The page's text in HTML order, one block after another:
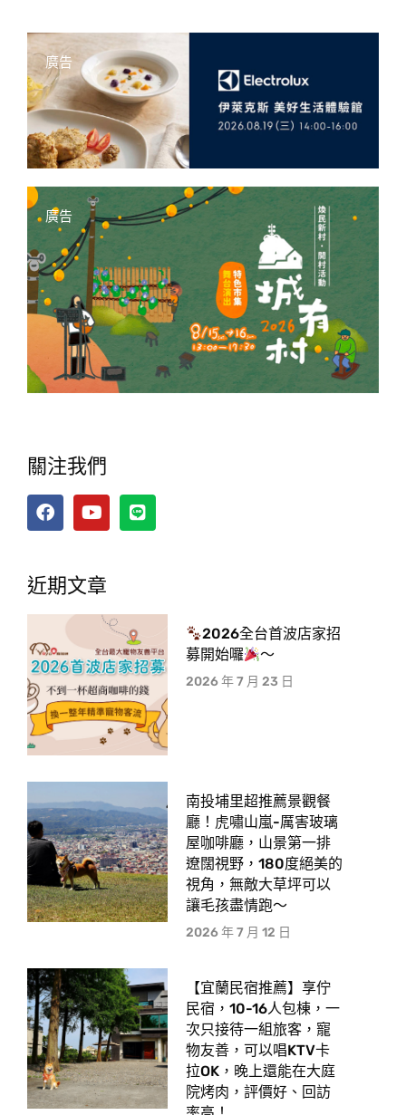
廣告
廣告
關注我們
近期文章
2026全台首波店家招
募開始囉
～
2026 年 7 月 23 日
南投埔里超推薦景觀餐
廳！虎嘯山嵐-厲害玻璃
屋咖啡廳，山景第一排
遼闊視野，180度絕美的
視角，無敵大草坪可以
讓毛孩盡情跑〜
2026 年 7 月 12 日
【宜蘭民宿推薦】享佇
民宿，10-16人包棟，一
次只接待一組旅客，寵
物友善，可以唱KTV卡
拉OK，晚上還能在大庭
院烤肉，評價好、回訪